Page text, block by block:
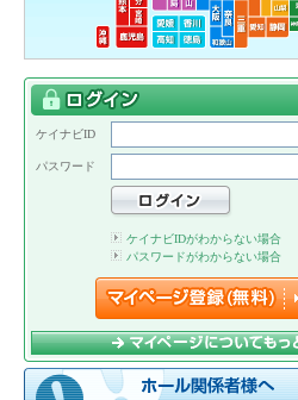
ケイナビID
パスワード
ケイナビIDがわからない場合
パスワードがわからない場合